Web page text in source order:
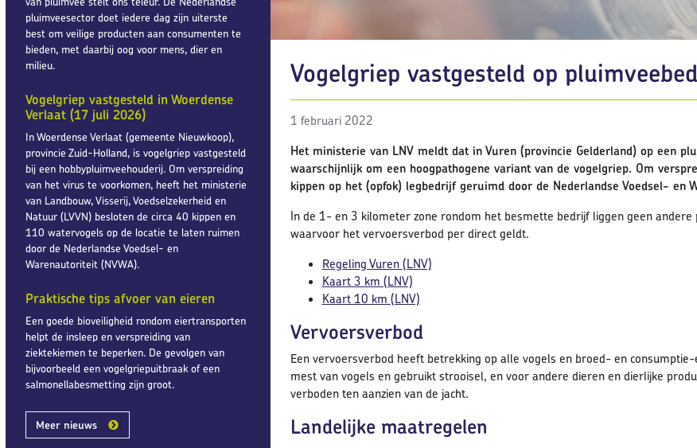
pluimveesector doet iedere dag zijn uiterste
best om veilige producten aan consumenten te
bieden, met daarbij oog voor mens, dier en
milieu.
Vogelgriep vastgesteld in Woerdense
Verlaat (17 juli 2026)
In Woerdense Verlaat (gemeente Nieuwkoop),
provincie Zuid-Holland, is vogelgriep vastgesteld
bij een hobbypluimveehouderij. Om verspreiding
van het virus te voorkomen, heeft het ministerie
van Landbouw, Visserij, Voedselzekerheid en
Natuur (LVVN) besloten de circa 40 kippen en
110 watervogels op de locatie te laten ruimen
door de Nederlandse Voedsel- en
Warenautoriteit (NVWA).
Praktische tips afvoer van eieren
Een goede bioveiligheid rondom eiertransporten
helpt de insleep en verspreiding van
ziektekiemen te beperken. De gevolgen van
bijvoorbeeld een vogelgriepuitbraak of een
salmonellabesmetting zijn groot.
Meer nieuws
Vogelgriep vastgesteld op
1 februari 2022
Het ministerie van LNV meldt dat in Vuren (provincie Gelderland) op een
waarschijnlijk om een hoogpathogene variant van de vogelgriep. Om
kippen op het (opfok) legbedrijf geruimd door de Nederlandse Voedsel- en
In de 1- en 3 kilometer zone rondom het besmette bedrijf liggen geen
waarvoor het vervoersverbod per direct geldt.
Regeling Vuren (LNV)
Kaart 3 km (LNV)
Kaart 10 km (LNV)
Vervoersverbod
Een vervoersverbod heeft betrekking op alle vogels en broed- en
mest van vogels en gebruikt strooisel, en voor andere dieren en dierlijke
verboden ten aanzien van de jacht.
Landelijke maatregelen